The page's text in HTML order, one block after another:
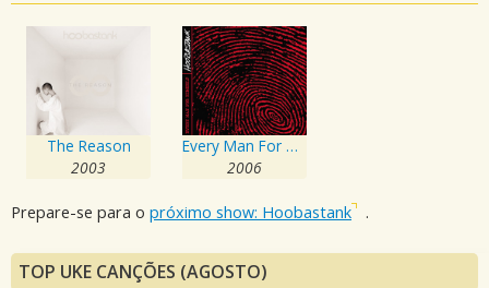
The Reason
2003
Every Man For Himself
2006
Prepare-se para o próximo show: Hoobastank .
TOP UKE CANÇÕES (AGOSTO)